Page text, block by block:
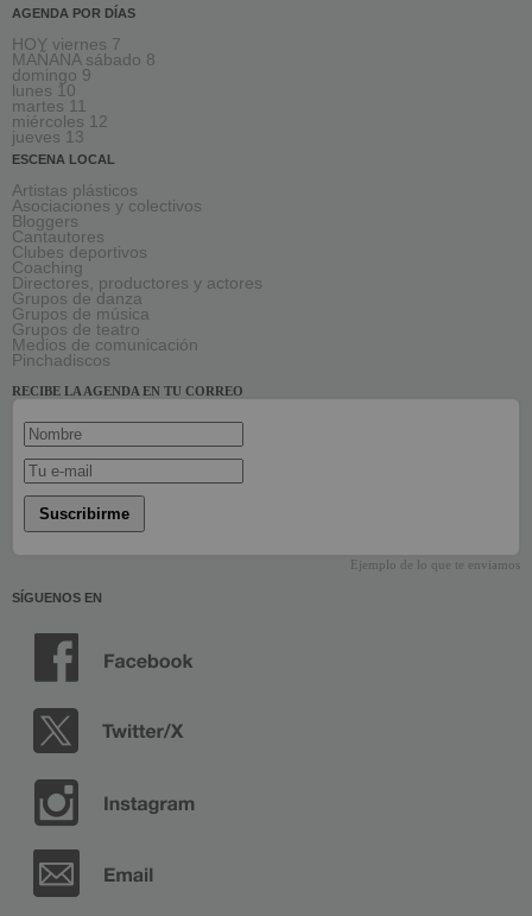
AGENDA POR DÍAS
HOY viernes 7
MAÑANA sábado 8
domingo 9
lunes 10
martes 11
miércoles 12
jueves 13
ESCENA LOCAL
Artistas plásticos
Asociaciones y colectivos
Bloggers
Cantautores
Clubes deportivos
Coaching
Directores, productores y actores
Grupos de danza
Grupos de música
Grupos de teatro
Medios de comunicación
Pinchadiscos
RECIBE LA AGENDA EN TU CORREO
Suscribirme
Ejemplo de lo que te enviamos
SÍGUENOS EN